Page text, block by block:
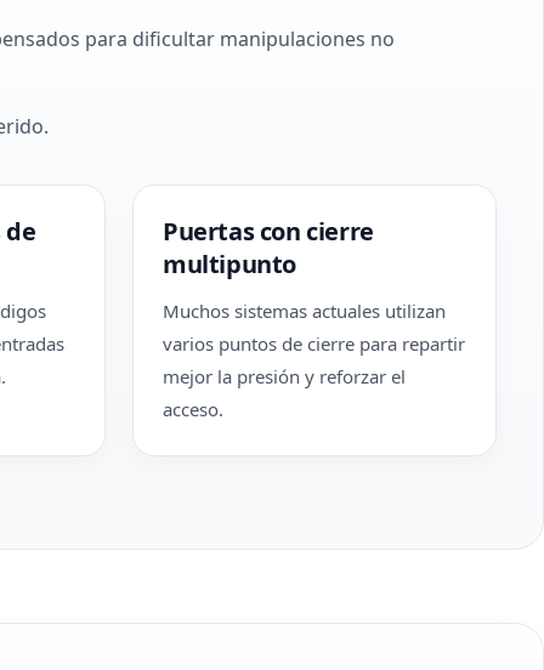
para dificultar manipulaciones no
de
Puertas con cierre
multipunto
Muchos sistemas actuales utilizan
varios puntos de cierre para repartir
mejor la presión y reforzar el
acceso.